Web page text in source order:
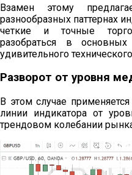
Взамен этому
разнообразных паттернах
четкие и точные
разобраться в
удивительного
Разворот от уровня
В этом случае
линии индикатора от
трендовом колебании